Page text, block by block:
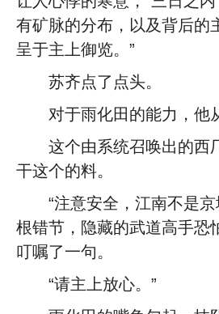
有矿脉的分布，以及背后的
呈于主上御览。”
苏齐点了点头。
对于雨化田的能力，他
这个由系统召唤出的西
干这个的料。
“注意安全，江南不是
根错节，隐藏的武道高手恐
叮嘱了一句。
“请主上放心。”